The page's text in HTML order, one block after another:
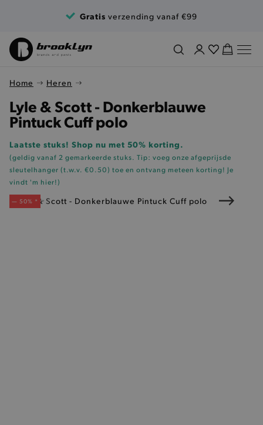
Gratis verzending vanaf €99
Home Heren
Lyle & Scott - Donkerblauwe
Pintuck Cuff polo
Laatste stuks! Shop nu met 50% korting.
(geldig vanaf 2 gemarkeerde stuks. Tip: voeg onze afgeprijsde
sleutelhanger (t.w.v. €0.50) toe en ontvang meteen korting! Je
vindt 'm hier!)
— 50% *